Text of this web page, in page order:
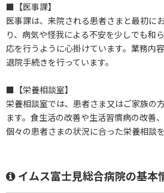
■【医事課】
医事課は、来院される患者さまと最初に
り、病気や怪我による不安を少しでも和
応を行うように心掛けています。業務内
退院手続きを行っています。
■【栄養相談室】
栄養相談室では、患者さま又はご家族の
ます。食生活の改善や生活習慣病の改善
個々の患者さまの状況に合った栄養相談
イムス富士見総合病院の基本